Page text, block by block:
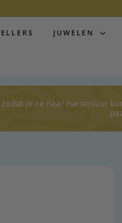
JUWELEN
je ze naar hartenlust